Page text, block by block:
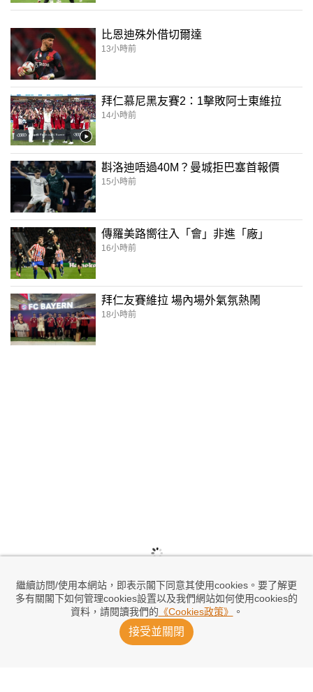
繼續訪問/使用本網站，即表示閣下同意其使用cookies。要了解更
多有關閣下如何管理cookies設置以及我們網站如何使用cookies的
資料，請閱讀我們的 《Cookies政策》 。
接受並關閉
比恩迪殊外借切爾達
13小時前
拜仁慕尼黑友賽2：1擊敗阿士東維拉
14小時前
斟洛迪唔過40M？曼城拒巴塞首報價
15小時前
傳羅美路嚮往入「會」非進「廠」
16小時前
拜仁友賽維拉 場內場外氣氛熱鬧
18小時前